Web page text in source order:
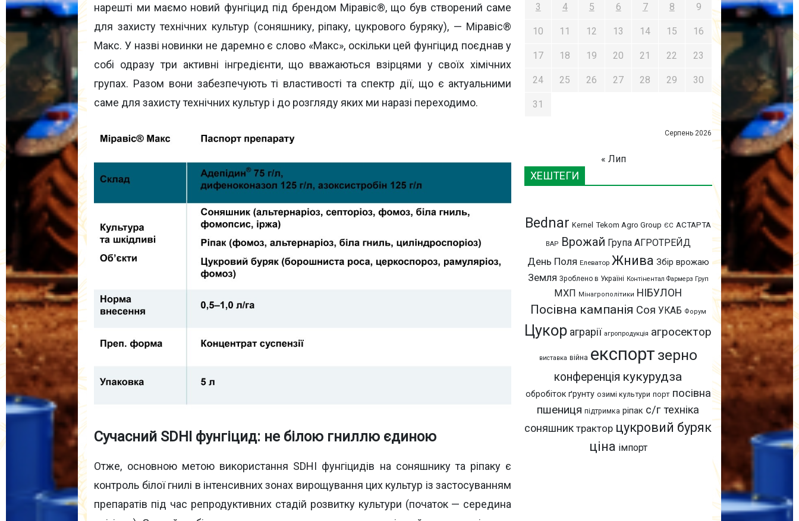
Серпень 2026
3 4 5 6 7 8 9
10 11 12 13 14 15 16
17 18 19 20 21 22 23
24 25 26 27 28 29 30
31
« Лип
ХЕШТЕГИ
Bednar Kernel Tekom Agro Group ЄС АСТАРТА
ВАР Врожай Група АГРОТРЕЙД
День Поля Елеватор Жнива Збір врожаю
Земля Зроблено в Україні Контінентал Фармерз Груп
МХП Мінагрополітики НІБУЛОН
Посівна кампанія Соя УКАБ Форум
Цукор аграрії агропродукція агросектор
виставка війна експорт зерно
конференція кукурудза
обробіток ґрунту озимі культури порт посівна
пшениця підтримка ріпак с/г техніка
соняшник трактор цукровий буряк
ціна імпорт
нарешті ми маємо новий фунгіцид під брендом Міравіс®, що був створений саме
для захисту технічних культур (соняшнику, ріпаку, цукрового буряку), — Міравіс®
Макс. У назві новинки не даремно є слово «Макс», оскільки цей фунгіцид поєднав у
собі одразу три активні інгредієнти, що вважаються взірцями у своїх хімічних
групах. Разом вони забезпечують ті властивості та спектр дії, що є актуальними
саме для захисту технічних культур і до розгляду яких ми наразі переходимо.
Сучасний SDHI фунгіцид: не білою гниллю єдиною
Отже, основною метою використання SDHI фунгіцидів на соняшнику та ріпаку є
контроль білої гнилі в інтенсивних зонах вирощування цих культур із застосуванням
препаратів під час репродуктивних стадій розвитку культури (початок — середина